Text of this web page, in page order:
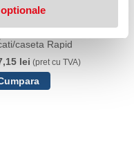
caseta Rapid
lei (pret cu TVA)